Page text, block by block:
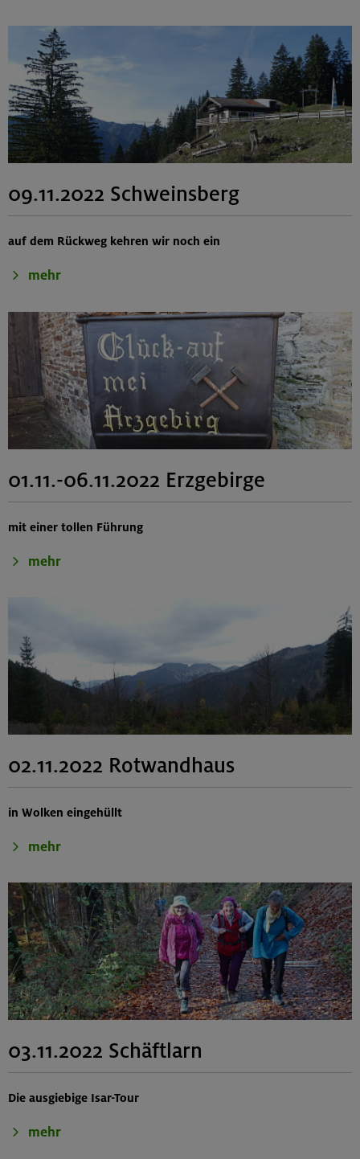
09.11.2022 Schweinsberg
auf dem Rückweg kehren wir noch ein
mehr
01.11.-06.11.2022 Erzgebirge
mit einer tollen Führung
mehr
02.11.2022 Rotwandhaus
in Wolken eingehüllt
mehr
03.11.2022 Schäftlarn
Die ausgiebige Isar-Tour
mehr